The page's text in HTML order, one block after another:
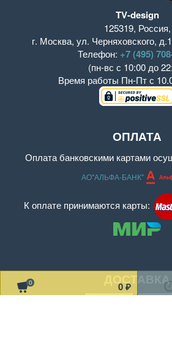
0 0 ₽
TV-design
125319, Россия,
г. Москва, ул. Черняховского,
Телефон: +7 (495)
(пн-вс с 10:00 до
Время работы Пн-Пт с
ОПЛАТА
Оплата банковскими картами
АО"АЛЬФА-БАНК"
К оплате принимаются карты:
ДОСТАВКА